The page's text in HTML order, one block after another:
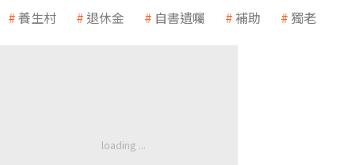
養生村 退休金 自書遺囑 補助 獨老